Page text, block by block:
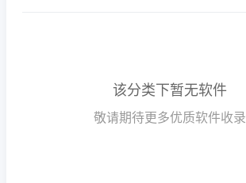
该分类下暂无软件
敬请期待更多优质软件收录